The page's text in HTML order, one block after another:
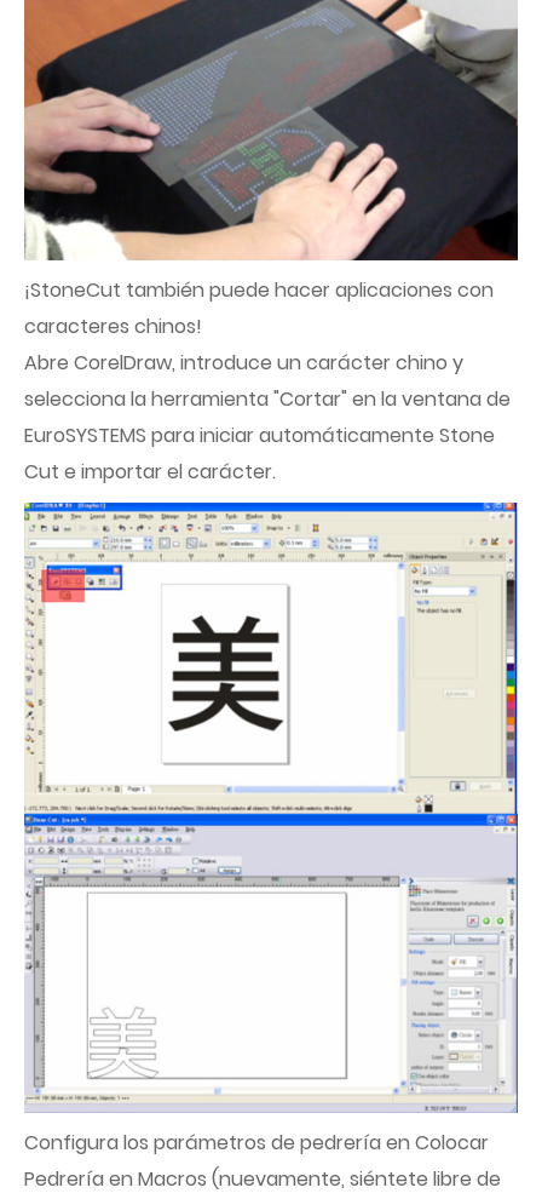
¡StoneCut también puede hacer aplicaciones con
caracteres chinos!
Abre CorelDraw, introduce un carácter chino y
selecciona la herramienta "Cortar" en la ventana de
EuroSYSTEMS para iniciar automáticamente Stone
Cut e importar el carácter.
Configura los parámetros de pedrería en Colocar
Pedrería en Macros (nuevamente, siéntete libre de